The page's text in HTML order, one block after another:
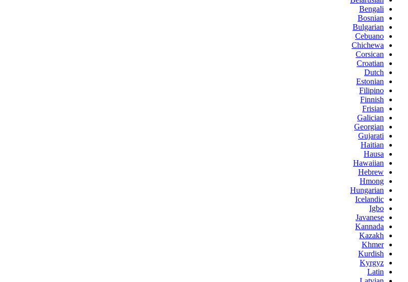
Bengali
Bosnian
Bulgarian
Cebuano
Chichewa
Corsican
Croatian
Dutch
Estonian
Filipino
Finnish
Frisian
Galician
Georgian
Gujarati
Haitian
Hausa
Hawaiian
Hebrew
Hmong
Hungarian
Icelandic
Igbo
Javanese
Kannada
Kazakh
Khmer
Kurdish
Kyrgyz
Latin